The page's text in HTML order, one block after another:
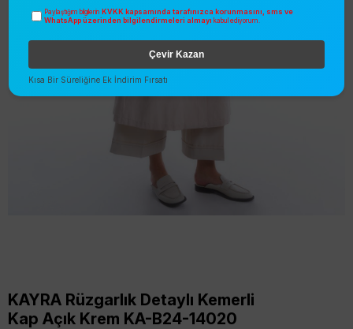
KAYRA Rüzgarlık Detaylı Kemerli
Kap Açık Krem KA-B24-14020
Paylaştığım bilgilerin KVKK kapsamında tarafınızca korunmasını, sms ve
WhatsApp üzerinden bilgilendirmeleri almayı kabul ediyorum.
Çevir Kazan
Kısa Bir Süreliğine Ek İndirim Fırsatı